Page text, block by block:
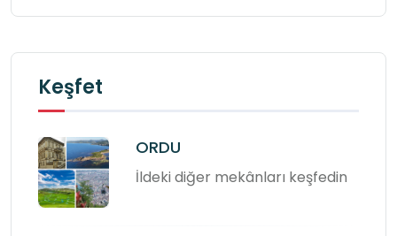
Keşfet
ORDU
İldeki diğer mekânları keşfedin